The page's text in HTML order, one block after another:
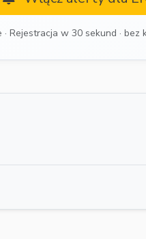
· Rejestracja w 30 sekund ·